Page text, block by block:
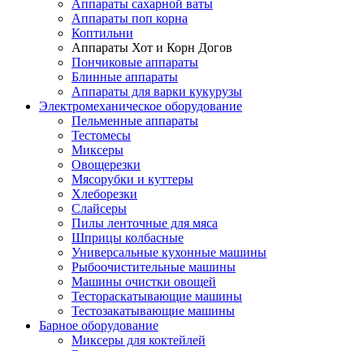
Аппараты сахарной ваты
Аппараты поп корна
Коптильни
Аппараты Хот и Корн Догов
Пончиковые аппараты
Блинные аппараты
Аппараты для варки кукурузы
Электромеханическое оборудование
Пельменные аппараты
Тестомесы
Миксеры
Овощерезки
Мясорубки и куттеры
Хлеборезки
Слайсеры
Пилы ленточные для мяса
Шприцы колбасные
Универсальные кухонные машины
Рыбоочистительные машины
Машины очистки овощей
Тестораскатывающие машины
Тестозакатывающие машины
Барное оборудование
Миксеры для коктейлей